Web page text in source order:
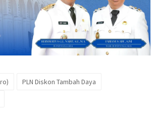
PLN Diskon Tambah Daya